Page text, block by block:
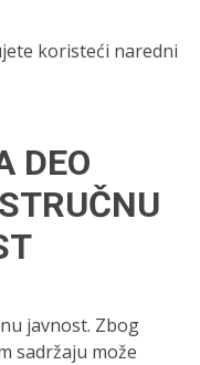
koristeći naredni
DEO
javnost. Zbog
sadržaju može